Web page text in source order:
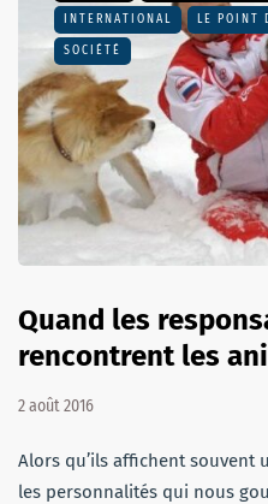
INTERNATIONAL LE POINT
SOCIÉTÉ
Quand les
rencontrent les
2 août 2016
Alors qu’ils affichent souvent
les personnalités qui nous